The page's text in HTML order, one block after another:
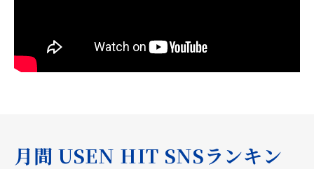
月間 USEN HIT SNSランキン